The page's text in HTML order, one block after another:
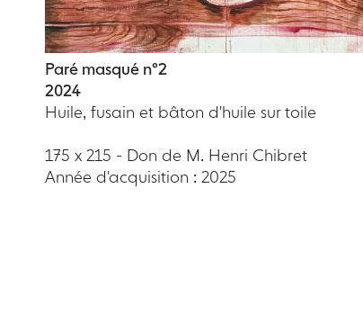
Paré masqué n°2
2024
Huile, fusain et bâton d'huile sur toile
175 x 215 - Don de M. Henri Chibret
Année d'acquisition : 2025